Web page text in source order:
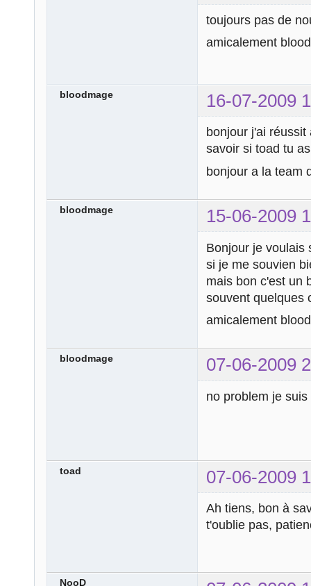
toujours pas de
amicalement
bloodmage 16-07-2009
bonjour j'ai
savoir si toad tu
bonjour a la team
bloodmage 15-06-2009
Bonjour je voulais
si je me souvien
mais bon c'est un
souvent quelques
amicalement
bloodmage 07-06-2009
no problem je
toad 07-06-2009
Ah tiens, bon à
t'oublie pas,
NooD